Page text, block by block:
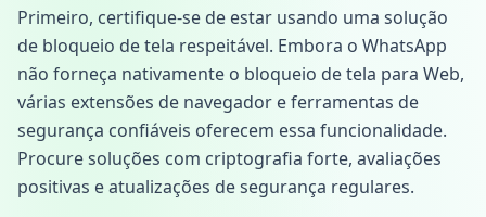
Primeiro, certifique-se de estar usando uma solução
de bloqueio de tela respeitável. Embora o WhatsApp
não forneça nativamente o bloqueio de tela para Web,
várias extensões de navegador e ferramentas de
segurança confiáveis oferecem essa funcionalidade.
Procure soluções com criptografia forte, avaliações
positivas e atualizações de segurança regulares.